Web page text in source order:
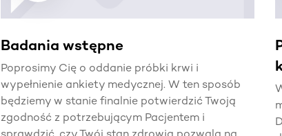
Badania wstępne
Poprosimy Cię o oddanie próbki krwi i
wypełnienie ankiety medycznej. W ten sposób
będziemy w stanie finalnie potwierdzić Twoją
zgodność z potrzebującym Pacjentem i